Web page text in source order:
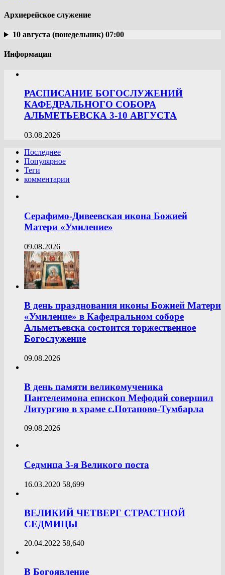
Архиерейское служение
10 августа (понедельник) 07:00
Информация
РАСПИСАНИЕ БОГОСЛУЖЕНИЙ
КАФЕДРАЛЬНОГО СОБОРА
АЛЬМЕТЬЕВСКА 3-10 АВГУСТА
03.08.2026
Последнее
Популярное
Теги
комментарии
Серафимо-Дивеевская икона Божией
Матери «Умиление»
09.08.2026
В день празднования иконы Божией Матери
«Умиление» в Кафедральном соборе
Альметьевска состоится торжественное
Богослужение
09.08.2026
В день памяти великомученика
Пантелеимона епископ Мефодий совершил
Литургию в храме с.Потапово-Тумбарла
09.08.2026
Седмица 3-я Великого поста
16.03.2020 58,699
ВЕЛИКИЙ ЧЕТВЕРГ СТРАСТНОЙ
СЕДМИЦЫ
20.04.2022 58,640
В Богоявление